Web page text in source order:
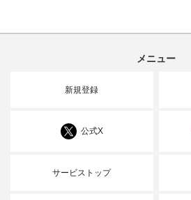
メニュー
新規登録
公式X
サービストップ